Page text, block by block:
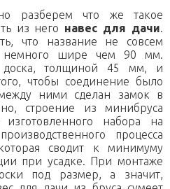
разберем что же такое
из него навес для дачи.
что название не совсем
немного шире чем 90 мм.
доска, толщиной 45 мм, и
чтобы соединение было
ними сделан замок в
строение из минибруса
набора на
процесса
сводит к минимуму
при усадке. При монтаже
под размер, а значит,